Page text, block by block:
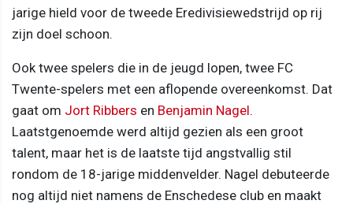
jarige hield voor de tweede Eredivisiewedstrijd op rij
zijn doel schoon.
Ook twee spelers die in de jeugd lopen, twee FC
Twente-spelers met een aflopende overeenkomst. Dat
gaat om Jort Ribbers en Benjamin Nagel.
Laatstgenoemde werd altijd gezien als een groot
talent, maar het is de laatste tijd angstvallig stil
rondom de 18-jarige middenvelder. Nagel debuteerde
nog altijd niet namens de Enschedese club en maakt